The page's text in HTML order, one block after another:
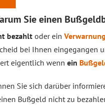
Sie einen
bezahlt oder ein
bei Ihnen eingegangen
eigentlich wenn ein
Sie sich darüber
Bußgeld nicht zu